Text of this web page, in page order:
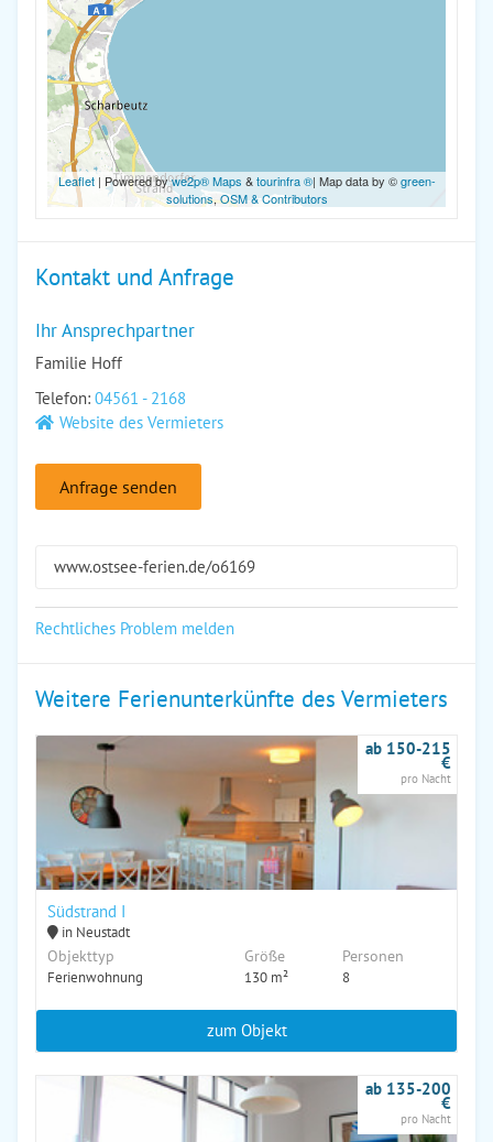
Leaflet| Powered bywe2p® Maps &tourinfra ®| Map data by ©green-
solutions,OSM & Contributors
Kontakt und Anfrage
Ihr Ansprechpartner
Familie Hoff
Telefon: 04561 - 2168
Website des Vermieters
Anfrage senden
www.ostsee-ferien.de/o6169
Rechtliches Problem melden
Weitere Ferienunterkünfte des Vermieters
Südstrand I
in Neustadt
Objekttyp
Ferienwohnung
Größe
130 m²
Personen
8
ab 150-215
€
pro Nacht
zum Objekt
ab 135-200
€
pro Nacht